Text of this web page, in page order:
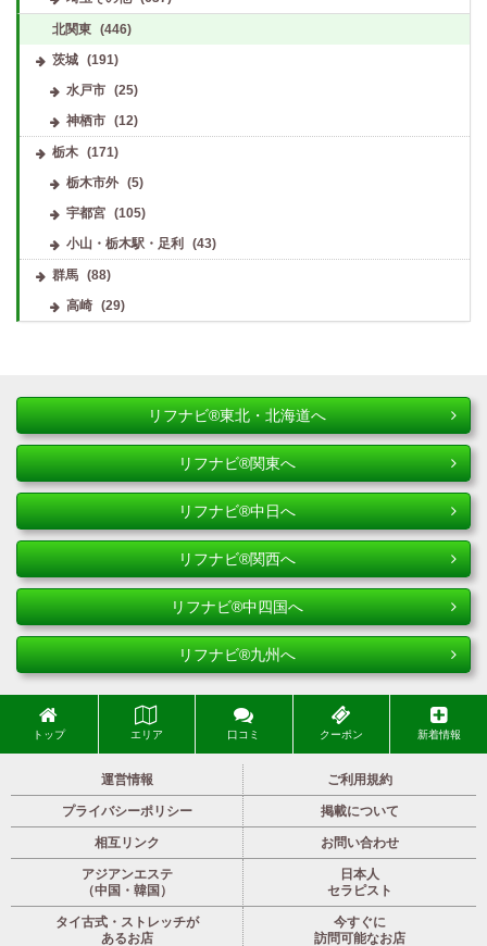
北関東 (446)
茨城 (191)
水戸市
(25)
神栖市
(12)
栃木 (171)
栃木市外
(5)
宇都宮
(105)
小山・栃木駅・足利
(43)
群馬 (88)
高崎
(29)
リフナビ®東北・北海道へ
リフナビ®関東へ
リフナビ®中日へ
リフナビ®関西へ
リフナビ®中四国へ
リフナビ®九州へ
トップ エリア 口コミ クーポン 新着情報
運営情報 ご利用規約
プライバシーポリシー 掲載について
相互リンク お問い合わせ
アジアンエステ
（中国・韓国）
日本人
セラピスト
タイ古式・ストレッチが
あるお店
今すぐに
訪問可能なお店